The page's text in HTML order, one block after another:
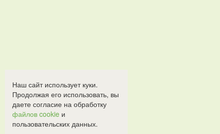
Наш сайт использует куки.
Продолжая его использовать, вы
даете согласие на обработку
файлов cookie и
пользовательских данных.